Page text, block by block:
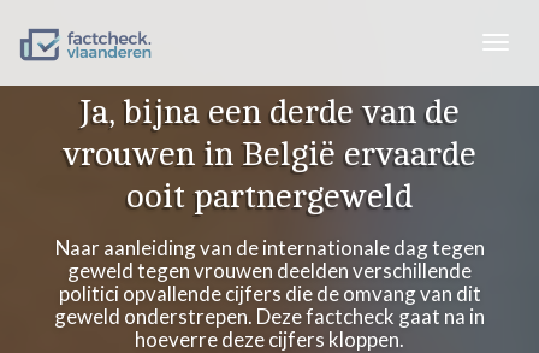
Ja, bijna een derde van de
vrouwen in België ervaarde
ooit partnergeweld
Naar aanleiding van de internationale dag tegen
geweld tegen vrouwen deelden verschillende
politici opvallende cijfers die de omvang van dit
geweld onderstrepen. Deze factcheck gaat na in
hoeverre deze cijfers kloppen.